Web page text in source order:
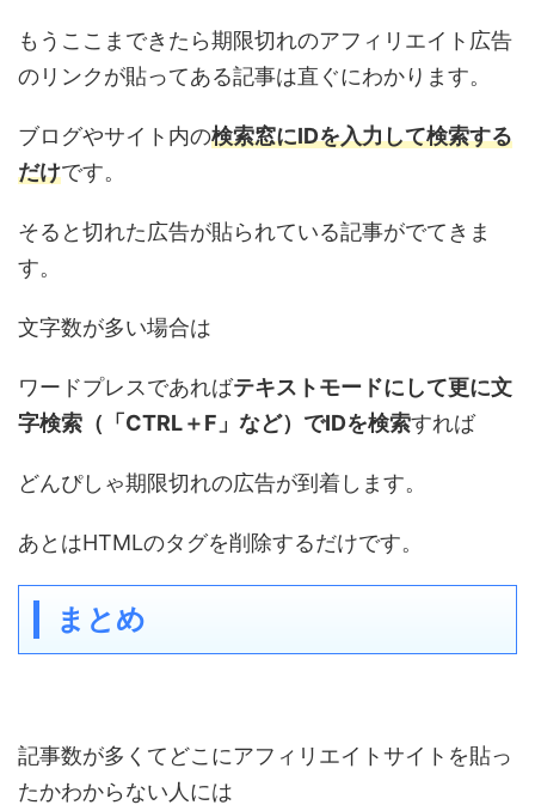
もうここまできたら期限切れのアフィリエイト広告
のリンクが貼ってある記事は直ぐにわかります。
ブログやサイト内の検索窓にIDを入力して検索する
だけです。
そると切れた広告が貼られている記事がでてきま
す。
文字数が多い場合は
ワードプレスであればテキストモードにして更に文
字検索（「CTRL＋F」など）でIDを検索すれば
どんぴしゃ期限切れの広告が到着します。
あとはHTMLのタグを削除するだけです。
まとめ
記事数が多くてどこにアフィリエイトサイトを貼っ
たかわからない人には